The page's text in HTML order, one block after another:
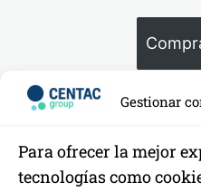
Gestionar
Para ofrecer la mejor
tecnologías como
Módulo 4. Higiene
manipulación de
3 lecciones, 1 cuestionario
manipulación de
Lección 5.1: Recepción y